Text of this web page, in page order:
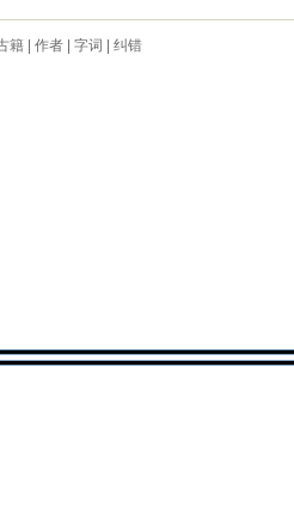
籍| 作者| 字词 纠错